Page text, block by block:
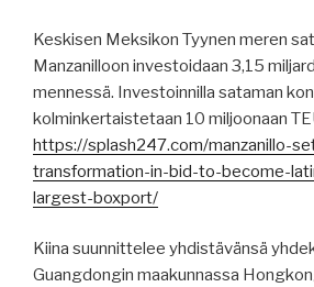
Keskisen Meksikon Tyynen meren
Manzanilloon investoidaan 3,15
mennessä. Investoinnilla sataman
kolminkertaistetaan 10 miljoonaan
https://splash247.com/manzanillo-
transformation-in-bid-to-become-
largest-boxport/
Kiina suunnittelee yhdistävänsä
Guangdongin maakunnassa